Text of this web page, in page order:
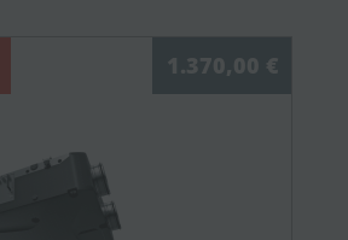
1.370,00 €